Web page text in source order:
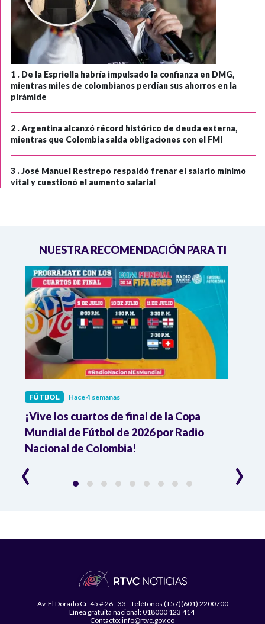
1 . De la Espriella habría impulsado la confianza en DMG,
mientras miles de colombianos perdían sus ahorros en la
pirámide
2 .Argentina alcanzó récord histórico de deuda externa,
mientras que Colombia salda obligaciones con el FMI
3 .José Manuel Restrepo respaldó frenar el salario mínimo
vital y cuestionó el aumento salarial
NUESTRA RECOMENDACIÓN PARA TI
FÚTBOL Hace 4 semanas
¡Vive los cuartos de final de la Copa
Mundial de Fútbol de 2026 por Radio
Nacional de Colombia!
‹ ›
Av. El Dorado Cr. 45 # 26 - 33 - Teléfonos (+57)(601) 2200700
Línea gratuita nacional: 018000 123 414
Contacto: info@rtvc.gov.co